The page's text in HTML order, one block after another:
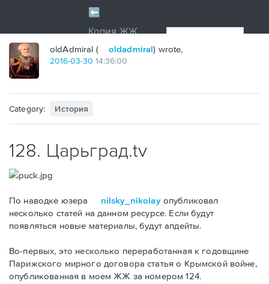
oldAdmiral ( oldadmiral) wrote,
2016-03-30 14:36:00
Category: История
128. Царьград.tv
По наводке юзера nilsky_nikolayопубликовал
несколько статей на данном ресурсе. Если будут
появляться новые материалы, будут апдейты.
Во-первых, это несколько переработанная к годовщине
Парижского мирного договора статья о Крымской войне,
опубликованная в моем ЖЖ за номером 124.